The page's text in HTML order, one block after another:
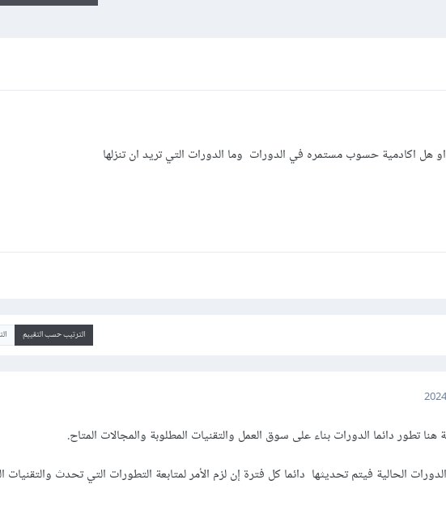
او هل اكادمية حسوب مستمره في الدورات وما الدورات التي تريد ان تنزلها
الترتيب حسب التقييم
هنا تطور دائما الدورات بناء على سوق العمل والتقنيات المطلوبة والمجالات المتاح.
الحالية فيتم تحديثها دائما كل فترة إن لزم الأمر لمتابعة التطورات التي تحدث والتقنيات